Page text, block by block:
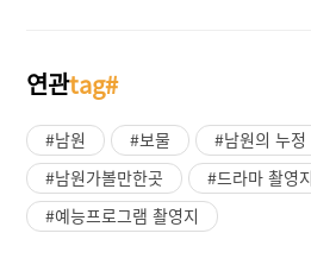
연관tag#
#남원 #보물 #남원의 누정
#남원가볼만한곳
#드라마 촬영지
#예능프로그램 촬영지